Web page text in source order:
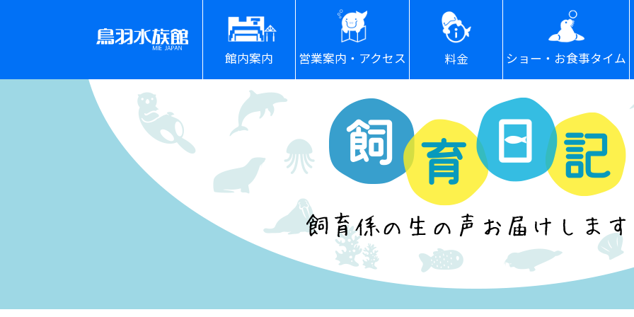
館内案内 営業案内・アクセス 料金 ショー・お食事タイム